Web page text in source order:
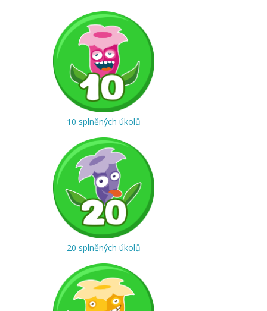
10 splněných úkolů
20 splněných úkolů